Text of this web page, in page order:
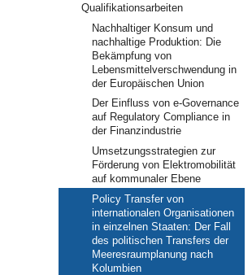
Qualifikationsarbeiten
Nachhaltiger Konsum und
nachhaltige Produktion: Die
Bekämpfung von
Lebensmittelverschwendung in
der Europäischen Union
Der Einfluss von e-Governance
auf Regulatory Compliance in
der Finanzindustrie
Umsetzungsstrategien zur
Förderung von Elektromobilität
auf kommunaler Ebene
Policy Transfer von
internationalen Organisationen
in einzelnen Staaten: Der Fall
des politischen Transfers der
Meeresraumplanung nach
Kolumbien